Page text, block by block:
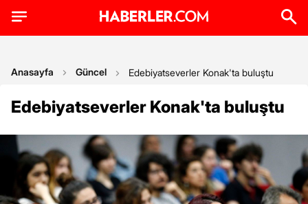
Anasayfa Güncel Edebiyatseverler Konak'ta buluştu
Edebiyatseverler Konak'ta buluştu